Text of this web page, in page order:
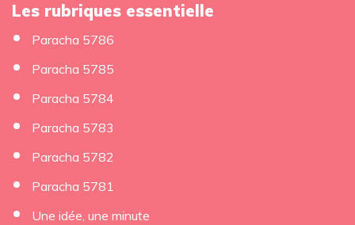
Les rubriques essentielle
Paracha 5786
Paracha 5785
Paracha 5784
Paracha 5783
Paracha 5782
Paracha 5781
Une idée, une minute